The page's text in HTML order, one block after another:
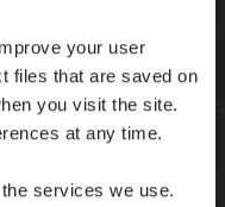
your user
files that are saved on
you visit the site.
at any time.
services we use.